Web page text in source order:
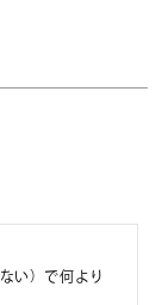
い）で何より